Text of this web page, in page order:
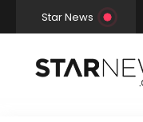
Star News